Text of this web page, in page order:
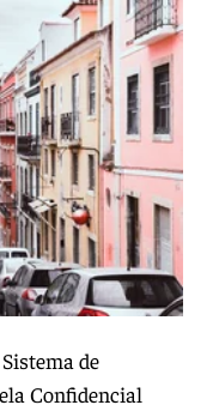
de
Confidencial